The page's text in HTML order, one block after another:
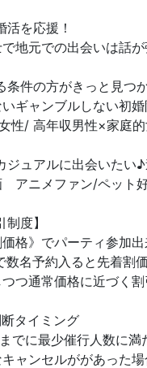
を応援！
元での出会いは話が
件の方がきっと見つ
ャンブルしない初婚
性/ 高年収男性×家庭
ュアルに出会いたい
ニメファン/ペット好
度】
格》でパーティ参加出
名予約入ると先着割
つ通常価格に近づく割
タイミング
でに最少催行人数に満
ャンセルががあった